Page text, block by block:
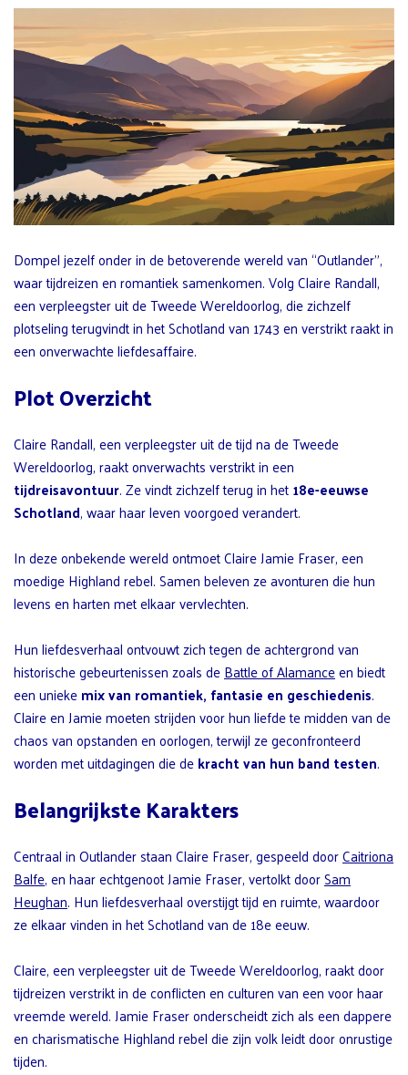
Dompel jezelf onder in de betoverende wereld van “Outlander”,
waar tijdreizen en romantiek samenkomen. Volg Claire Randall,
een verpleegster uit de Tweede Wereldoorlog, die zichzelf
plotseling terugvindt in het Schotland van 1743 en verstrikt raakt in
een onverwachte liefdesaffaire.
Plot Overzicht
Claire Randall, een verpleegster uit de tijd na de Tweede
Wereldoorlog, raakt onverwachts verstrikt in een
tijdreisavontuur. Ze vindt zichzelf terug in het18e-eeuwse
Schotland, waar haar leven voorgoed verandert.
In deze onbekende wereld ontmoet Claire Jamie Fraser, een
moedige Highland rebel. Samen beleven ze avonturen die hun
levens en harten met elkaar vervlechten.
Hun liefdesverhaal ontvouwt zich tegen de achtergrond van
historische gebeurtenissen zoals deBattle of Alamanceen biedt
een uniekemix van romantiek, fantasie en geschiedenis.
Claire en Jamie moeten strijden voor hun liefde te midden van de
chaos van opstanden en oorlogen, terwijl ze geconfronteerd
worden met uitdagingen die dekracht van hun band testen.
Belangrijkste Karakters
Centraal in Outlander staan Claire Fraser, gespeeld doorCaitriona
Balfe, en haar echtgenoot Jamie Fraser, vertolkt doorSam
Heughan. Hun liefdesverhaal overstijgt tijd en ruimte, waardoor
ze elkaar vinden in het Schotland van de 18e eeuw.
Claire, een verpleegster uit de Tweede Wereldoorlog, raakt door
tijdreizen verstrikt in de conflicten en culturen van een voor haar
vreemde wereld. Jamie Fraser onderscheidt zich als een dappere
en charismatische Highland rebel die zijn volk leidt door onrustige
tijden.